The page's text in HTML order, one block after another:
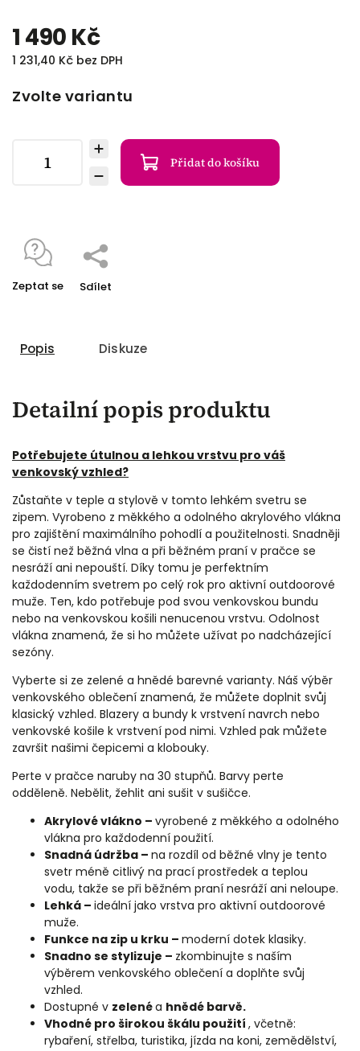
1 490 Kč
1 231,40 Kč bez DPH
Zvolte variantu
Přidat do košíku
Zeptat se Sdílet
Popis Diskuze
Detailní popis produktu
Potřebujete útulnou a lehkou vrstvu pro váš
venkovský vzhled?
Zůstaňte v teple a stylově v tomto lehkém svetru se
zipem. Vyrobeno z měkkého a odolného akrylového vlákna
pro zajištění maximálního pohodlí a použitelnosti. Snadněji
se čistí než běžná vlna a při běžném praní v pračce se
nesráží ani nepouští. Díky tomu je perfektním
každodenním svetrem po celý rok pro aktivní outdoorové
muže. Ten, kdo potřebuje pod svou venkovskou bundu
nebo na venkovskou košili nenucenou vrstvu. Odolnost
vlákna znamená, že si ho můžete užívat po nadcházející
sezóny.
Vyberte si ze zelené a hnědé barevné varianty. Náš výběr
venkovského oblečení znamená, že můžete doplnit svůj
klasický vzhled. Blazery a bundy k vrstvení navrch nebo
venkovské košile k vrstvení pod nimi. Vzhled pak můžete
završit našimi čepicemi a klobouky.
Perte v pračce naruby na 30 stupňů. Barvy perte
odděleně. Nebělit, žehlit ani sušit v sušičce.
Akrylové vlákno – vyrobené z měkkého a odolného
vlákna pro každodenní použití.
Snadná údržba – na rozdíl od běžné vlny je tento
svetr méně citlivý na prací prostředek a teplou
vodu, takže se při běžném praní nesráží ani neloupe.
Lehká – ideální jako vrstva pro aktivní outdoorové
muže.
Funkce na zip u krku – moderní dotek klasiky.
Snadno se stylizuje – zkombinujte s naším
výběrem venkovského oblečení a doplňte svůj
vzhled.
Dostupné v zelenéa hnědé barvě.
Vhodné pro širokou škálu použití , včetně:
rybaření, střelba, turistika, jízda na koni, zemědělství,